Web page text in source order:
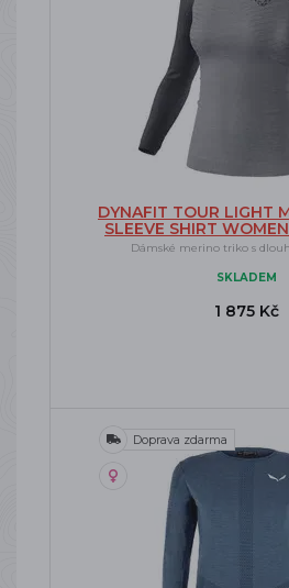
DYNAFIT TOUR LIGHT
SLEEVE SHIRT
Dámské merino triko s
SKLADEM
1 875 Kč
Doprava zdarma